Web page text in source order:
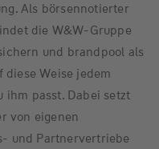
Als börsennotierter
die W&W-Gruppe
und brandpool als
Weise jedem
ihm passt. Dabei setzt
von eigenen
und Partnervertriebe